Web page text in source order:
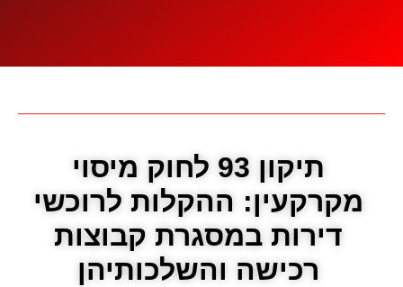
תיקון 93 לחוק מיסוי
מקרקעין: ההקלות לרוכשי
דירות במסגרת קבוצות
רכישה והשלכותיהן